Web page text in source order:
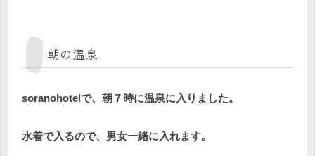
朝の温泉
soranohotelで、朝７時に温泉に入りました。
水着で入るので、男女一緒に入れます。